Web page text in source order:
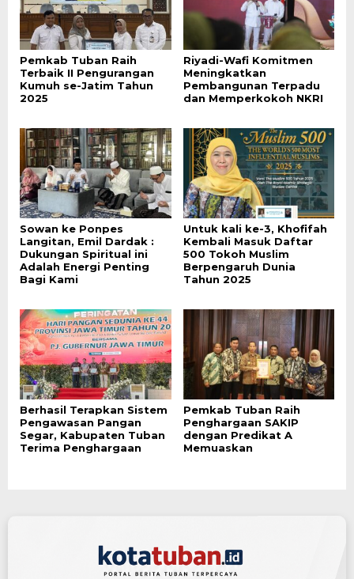
Pemkab Tuban Raih
Terbaik II Pengurangan
Kumuh se-Jatim Tahun
2025
Riyadi-Wafi Komitmen
Meningkatkan
Pembangunan Terpadu
dan Memperkokoh NKRI
Sowan ke Ponpes
Langitan, Emil Dardak :
Dukungan Spiritual ini
Adalah Energi Penting
Bagi Kami
Untuk kali ke-3, Khofifah
Kembali Masuk Daftar
500 Tokoh Muslim
Berpengaruh Dunia
Tahun 2025
Berhasil Terapkan Sistem
Pengawasan Pangan
Segar, Kabupaten Tuban
Terima Penghargaan
Pemkab Tuban Raih
Penghargaan SAKIP
dengan Predikat A
Memuaskan